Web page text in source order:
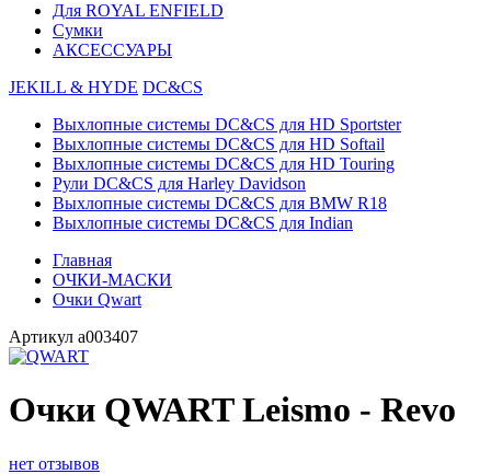
Для ROYAL ENFIELD
Сумки
АКСЕССУАРЫ
JEKILL & HYDE DC&CS
Выхлопные системы DC&CS для HD Sportster
Выхлопные системы DC&CS для HD Softail
Выхлопные системы DC&CS для HD Touring
Рули DC&CS для Harley Davidson
Выхлопные системы DC&CS для BMW R18
Выхлопные системы DC&CS для Indian
Главная
ОЧКИ-МАСКИ
Очки Qwart
Артикул a003407
Очки QWART Leismo - Revo
нет отзывов